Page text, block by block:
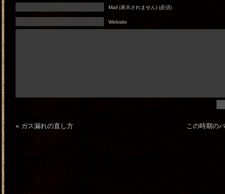
Mail (表示されません) (必須)
Website
« ガス漏れの直し方 この時期の